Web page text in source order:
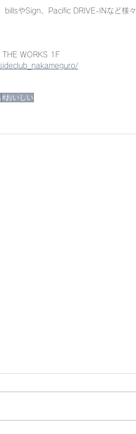
billsやSign、Pacific DRIVE-INなど様
WORKS 1F
#おいしい